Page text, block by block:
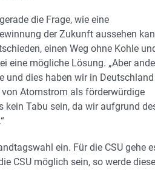
die Frage, wie eine
der Zukunft aussehen
einen Weg ohne Kohle
eine mögliche Lösung. „Aber
und dies haben wir in
Atomstrom als förderwürdige
kein Tabu sein, da wir aufgrund
ein. Für die CSU gehe
CSU möglich sein, so werde diese